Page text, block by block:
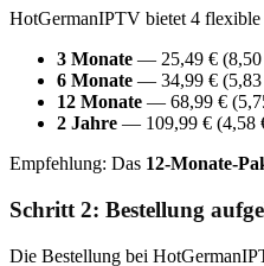
HotGermanIPTV bietet 4 flexible
3 Monate — 25,49 € (8,50
6 Monate — 34,99 € (5,83
12 Monate — 68,99 €
2 Jahre — 109,99 € (4,58
Empfehlung: Das 12-Monate-
Schritt 2: Bestellung
Die Bestellung bei